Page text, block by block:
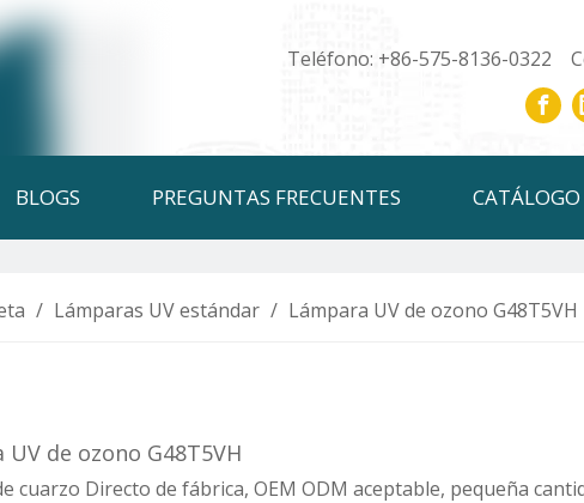
Teléfono: +86-575-8136-0322
BLOGS PREGUNTAS FRECUENTES
/ Lámparas UV estándar / Lámpara UV de ozono G48T5VH
UV de ozono G48T5VH
cuarzo Directo de fábrica, OEM ODM aceptable, pequeña